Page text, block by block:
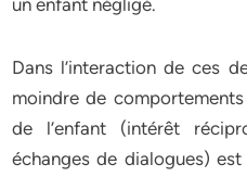
un enfant négligé.
Dans l’interaction de ces
moindre de
de l’enfant (intérêt
échanges de dialogues)